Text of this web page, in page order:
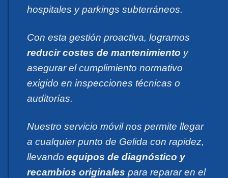
hospitales y parkings subterráneos.
Con esta gestión proactiva, logramos
reducir costes de mantenimiento y
asegurar el cumplimiento normativo
exigido en inspecciones técnicas o
auditorías.
Nuestro servicio móvil nos permite llegar
a cualquier punto de Gelida con rapidez,
llevando equipos de diagnóstico y
recambios originales para reparar en el